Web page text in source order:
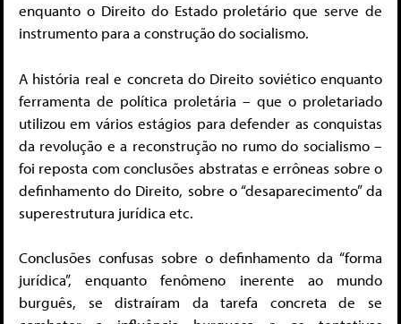
enquanto o Direito do Estado proletário que serve de
instrumento para a construção do socialismo.
A história real e concreta do Direito soviético enquanto
ferramenta de política proletária – que o proletariado
utilizou em vários estágios para defender as conquistas
da revolução e a reconstrução no rumo do socialismo –
foi reposta com conclusões abstratas e errôneas sobre o
definhamento do Direito, sobre o “desaparecimento” da
superestrutura jurídica etc.
Conclusões confusas sobre o definhamento da “forma
jurídica”, enquanto fenômeno inerente ao mundo
burguês, se distraíram da tarefa concreta de se